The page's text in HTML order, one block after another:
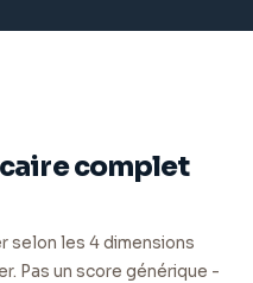
complet
selon les 4 dimensions
Pas un score générique -